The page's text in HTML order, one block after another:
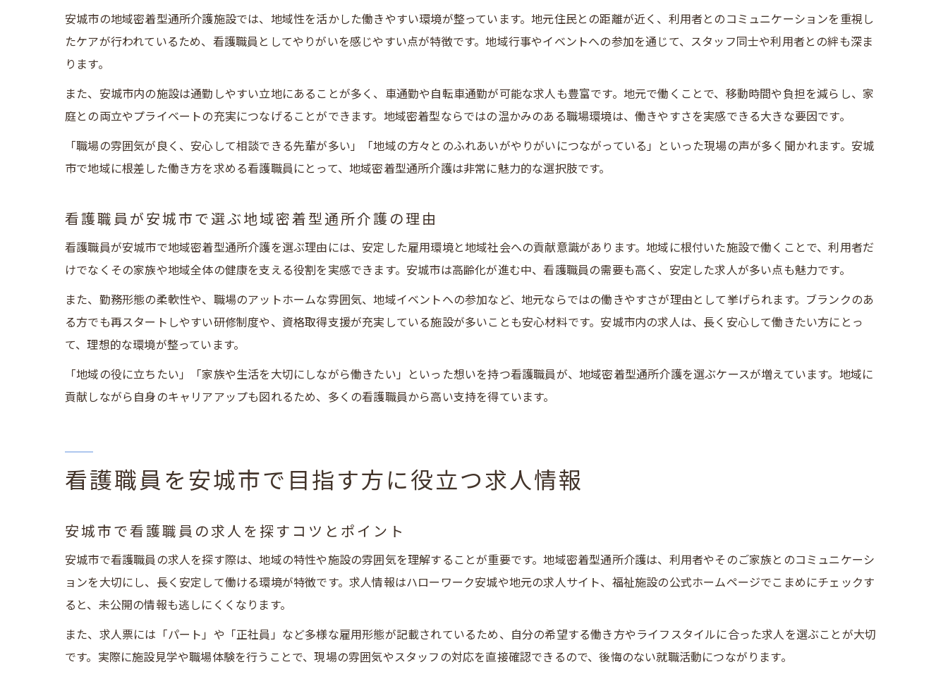
安城市の地域密着型通所介護施設では、地域性を活かした働きやすい環境が整っています。地元住民との距離が近く、利用者とのコミュニケーションを重視し
たケアが行われているため、看護職員としてやりがいを感じやすい点が特徴です。地域行事やイベントへの参加を通じて、スタッフ同士や利用者との絆も深ま
ります。
また、安城市内の施設は通勤しやすい立地にあることが多く、車通勤や自転車通勤が可能な求人も豊富です。地元で働くことで、移動時間や負担を減らし、家
庭との両立やプライベートの充実につなげることができます。地域密着型ならではの温かみのある職場環境は、働きやすさを実感できる大きな要因です。
「職場の雰囲気が良く、安心して相談できる先輩が多い」「地域の方々とのふれあいがやりがいにつながっている」といった現場の声が多く聞かれます。安城
市で地域に根差した働き方を求める看護職員にとって、地域密着型通所介護は非常に魅力的な選択肢です。
看護職員が安城市で選ぶ地域密着型通所介護の理由
看護職員が安城市で地域密着型通所介護を選ぶ理由には、安定した雇用環境と地域社会への貢献意識があります。地域に根付いた施設で働くことで、利用者だ
けでなくその家族や地域全体の健康を支える役割を実感できます。安城市は高齢化が進む中、看護職員の需要も高く、安定した求人が多い点も魅力です。
また、勤務形態の柔軟性や、職場のアットホームな雰囲気、地域イベントへの参加など、地元ならではの働きやすさが理由として挙げられます。ブランクのあ
る方でも再スタートしやすい研修制度や、資格取得支援が充実している施設が多いことも安心材料です。安城市内の求人は、長く安心して働きたい方にとっ
て、理想的な環境が整っています。
「地域の役に立ちたい」「家族や生活を大切にしながら働きたい」といった想いを持つ看護職員が、地域密着型通所介護を選ぶケースが増えています。地域に
貢献しながら自身のキャリアアップも図れるため、多くの看護職員から高い支持を得ています。
看護職員を安城市で目指す方に役立つ求人情報
安城市で看護職員の求人を探すコツとポイント
安城市で看護職員の求人を探す際は、地域の特性や施設の雰囲気を理解することが重要です。地域密着型通所介護は、利用者やそのご家族とのコミュニケーシ
ョンを大切にし、長く安定して働ける環境が特徴です。求人情報はハローワーク安城や地元の求人サイト、福祉施設の公式ホームページでこまめにチェックす
ると、未公開の情報も逃しにくくなります。
また、求人票には「パート」や「正社員」など多様な雇用形態が記載されているため、自分の希望する働き方やライフスタイルに合った求人を選ぶことが大切
です。実際に施設見学や職場体験を行うことで、現場の雰囲気やスタッフの対応を直接確認できるので、後悔のない就職活動につながります。